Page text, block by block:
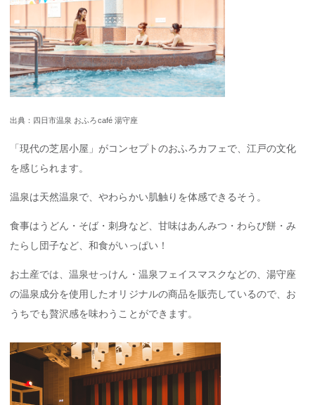
出典：四日市温泉 おふろcafé 湯守座
「現代の芝居小屋」がコンセプトのおふろカフェで、江戸の文化
を感じられます。
温泉は天然温泉で、やわらかい肌触りを体感できるそう。
食事はうどん・そば・刺身など、甘味はあんみつ・わらび餅・み
たらし団子など、和食がいっぱい！
お土産では、温泉せっけん・温泉フェイスマスクなどの、湯守座
の温泉成分を使用したオリジナルの商品を販売しているので、お
うちでも贅沢感を味わうことができます。